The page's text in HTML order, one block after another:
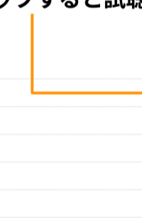
観たレポを投稿